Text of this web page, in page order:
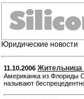
Юридические новости
11.10.2006 Жительница
Американка из Флориды
называют